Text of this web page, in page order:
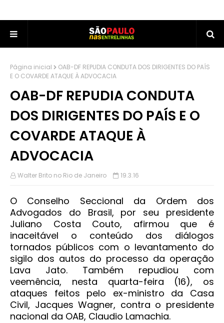
Página inicial
OAB-DF REPUDIA CONDUTA DOS DIRIGENTES DO PAÍS
E O COVARDE ATAQUE À ADVOCACIA
OAB-DF REPUDIA CONDUTA
DOS DIRIGENTES DO PAÍS E O
COVARDE ATAQUE À
ADVOCACIA
Walter Brito no Rio de Janeiro 19.3.16
O Conselho Seccional da Ordem dos
Advogados do Brasil, por seu presidente
Juliano Costa Couto, afirmou que é
inaceitável o conteúdo dos diálogos
tornados públicos com o levantamento do
sigilo dos autos do processo da operação
Lava Jato. Também repudiou com
veemência, nesta quarta-feira (16), os
ataques feitos pelo ex-ministro da Casa
Civil, Jacques Wagner, contra o presidente
nacional da OAB, Claudio Lamachia.